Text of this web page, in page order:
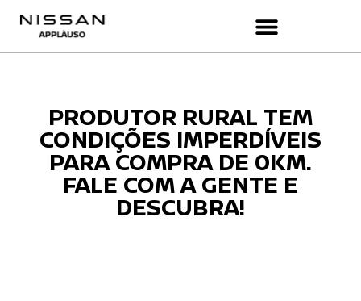
PRODUTOR RURAL TEM
CONDIÇÕES IMPERDÍVEIS
PARA COMPRA DE 0KM.
FALE COM A GENTE E
DESCUBRA!